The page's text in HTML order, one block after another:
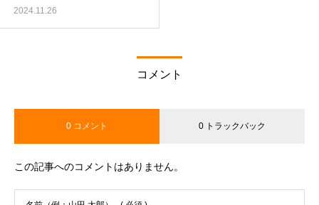
2024.11.26
コメント
0 コメント 0 トラックバック
この記事へのコメントはありません。